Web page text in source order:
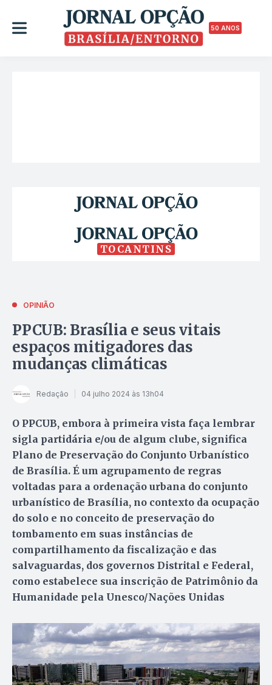
50 ANOS
TOCANTINS
OPINIÃO
PPCUB: Brasília e seus vitais
espaços mitigadores das
mudanças climáticas
Redação 04 julho 2024 às 13h04
O PPCUB, embora à primeira vista faça lembrar
sigla partidária e/ou de algum clube, significa
Plano de Preservação do Conjunto Urbanístico
de Brasília. É um agrupamento de regras
voltadas para a ordenação urbana do conjunto
urbanístico de Brasília, no contexto da ocupação
do solo e no conceito de preservação do
tombamento em suas instâncias de
compartilhamento da fiscalização e das
salvaguardas, dos governos Distrital e Federal,
como estabelece sua inscrição de Patrimônio da
Humanidade pela Unesco/Nações Unidas